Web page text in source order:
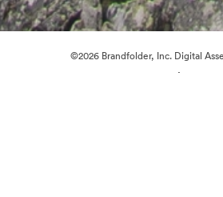
©2026 Brandfolder, Inc. Digital
·